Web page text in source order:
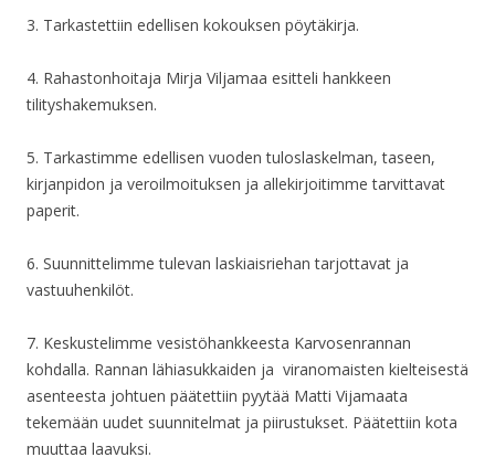
3. Tarkastettiin edellisen kokouksen pöytäkirja.
4. Rahastonhoitaja Mirja Viljamaa esitteli hankkeen
tilityshakemuksen.
5. Tarkastimme edellisen vuoden tuloslaskelman, taseen,
kirjanpidon ja veroilmoituksen ja allekirjoitimme tarvittavat
paperit.
6. Suunnittelimme tulevan laskiaisriehan tarjottavat ja
vastuuhenkilöt.
7. Keskustelimme vesistöhankkeesta Karvosenrannan
kohdalla. Rannan lähiasukkaiden ja viranomaisten kielteisestä
asenteesta johtuen päätettiin pyytää Matti Vijamaata
tekemään uudet suunnitelmat ja piirustukset. Päätettiin kota
muuttaa laavuksi.